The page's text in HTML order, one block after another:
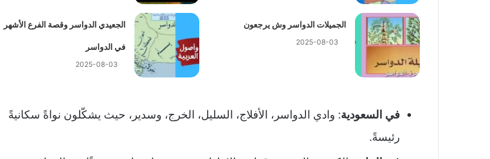
الجميلات الدواسر وش يرجعون
2025-08-03
الجعيدي الدواسر وقصة الفرع الأشهر
في الدواسر
2025-08-03
في السعودية: وادي الدواسر، الأفلاج، السليل، الخرج، وسدير، حيث يشكّلون نواةً سكانيةً
رئيسةً.